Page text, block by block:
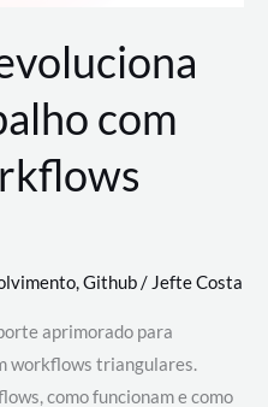
com
,Github/ Jefte Costa
aprimorado para
workflows triangulares.
como funcionam e como